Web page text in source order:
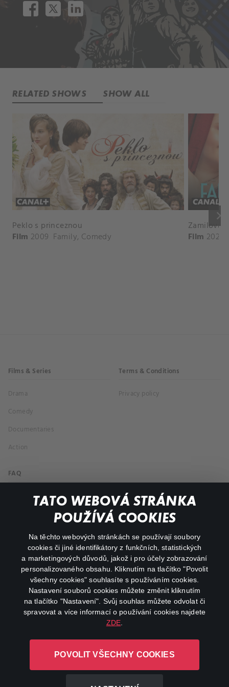
TATO WEBOVÁ STRÁNKA
POUŽÍVÁ COOKIES
Na těchto webových stránkách se používají soubory
cookies či jiné identifikátory z funkčních, statistických
a marketingových důvodů, jakož i pro účely zobrazování
personalizovaného obsahu. Kliknutím na tlačítko "Povolit
všechny cookies" souhlasíte s používáním cookies.
Nastavení souborů cookies můžete změnit kliknutím
na tlačítko "Nastavení". Svůj souhlas můžete odvolat či
spravovat a více informací o používání cookies najdete
ZDE
POVOLIT VŠECHNY COOKIES
RELATED SHOWS SHOW ALL
keyboard_arrow_right
Peklo s princeznou
Film 2009 Family, Comedy
Film 2020
Films & Series
Drama
Comedy
Documentaries
Action
Terms & Conditions
Privacy policy
FAQ
My profile
facebookinstagram
youtube
L-1246 Luxembourg R.C.S.